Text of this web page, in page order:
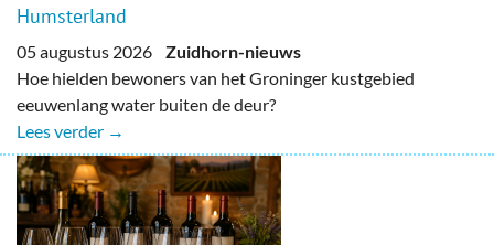
Humsterland
05 augustus 2026 Zuidhorn-nieuws
Hoe hielden bewoners van het Groninger kustgebied
eeuwenlang water buiten de deur?
Lees verder →